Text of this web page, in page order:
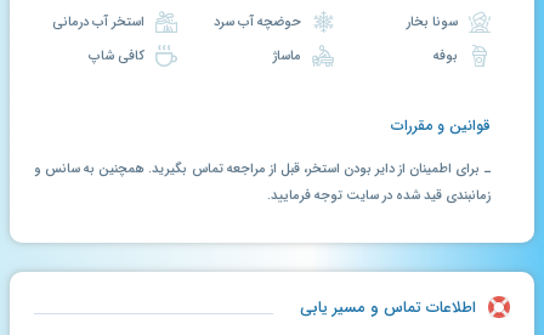
سونا بخار
حوضچه آب سرد
کافی شاپ
قوانین و مقررات
ـ برای اطمینان از دایر بودن استخر، قبل از مراجعه تماس بگیرید. همچنین به سانس و
زمانبندی قید شده در سایت توجه فرمایید.
اطلاعات تماس و مسیر یابی